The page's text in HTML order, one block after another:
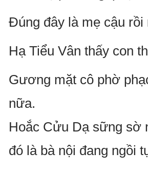
Đúng đây là mẹ cậu
Hạ Tiểu Vân thấy con
Gương mặt cô phờ
nữa.
Hoắc Cửu Dạ sững sờ
đó là bà nội đang ngồi